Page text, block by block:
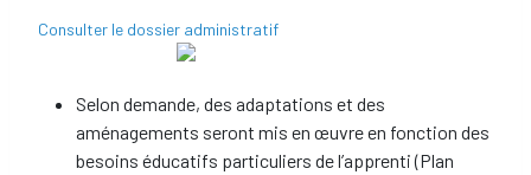
Consulter le dossier administratif
Selon demande, des adaptations et des
aménagements seront mis en œuvre en fonction des
besoins éducatifs particuliers de l’apprenti (Plan